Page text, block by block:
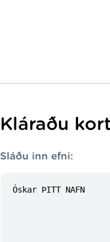
Kláraðu
Sláðu inn efni: